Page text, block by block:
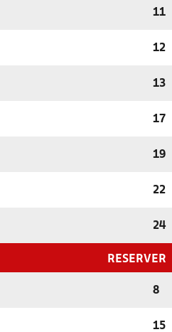
11
12
13
17
19
22
24
RESERVER
8
15